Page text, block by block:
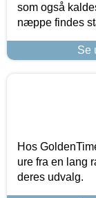
som også
næppe findes
Se
Hos
ure fra en lang
deres udvalg.